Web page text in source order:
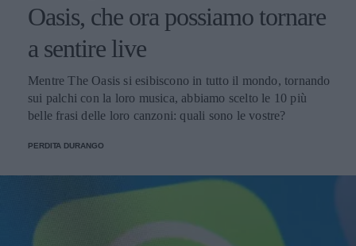
Oasis, che ora possiamo tornare
a sentire live
Mentre The Oasis si esibiscono in tutto il mondo, tornando
sui palchi con la loro musica, abbiamo scelto le 10 più
belle frasi delle loro canzoni: quali sono le vostre?
PERDITA DURANGO